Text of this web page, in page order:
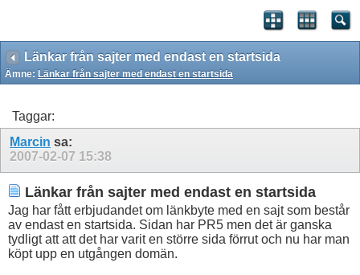
Länkar från sajter med endast en startsida
Ämne: Länkar från sajter med endast en startsida
Taggar:
Marcin sa:
2007-02-07 15:38
Länkar från sajter med endast en startsida
Jag har fått erbjudandet om länkbyte med en sajt som består
av endast en startsida. Sidan har PR5 men det är ganska
tydligt att att det har varit en större sida förrut och nu har man
köpt upp en utgången domän.